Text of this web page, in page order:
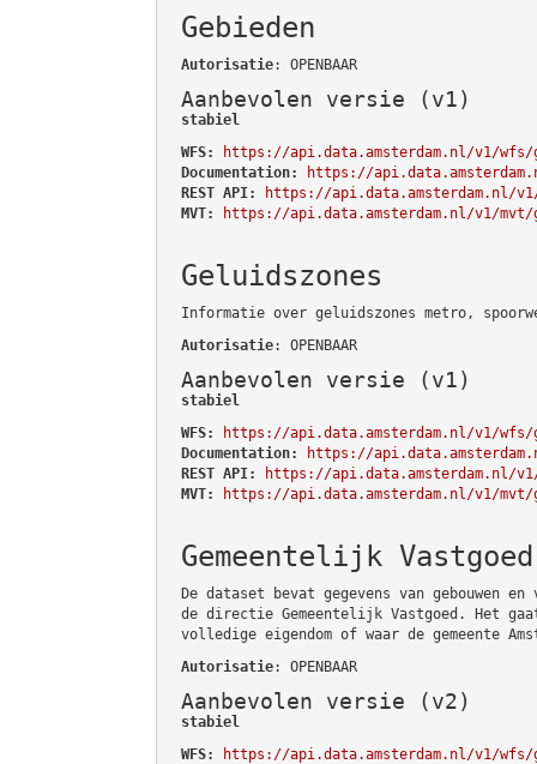
Gebieden
Autorisatie: OPENBAAR
Aanbevolen versie (v1)
stabiel
WFS:
https://api.data.amsterdam.nl/v1/wfs/
Documentation:
https://
REST API:
https://api.data.amsterdam.nl/
MVT:
https://api.data.amsterdam.nl/v1/mvt/
Geluidszones
Informatie over geluidszones metro,
Autorisatie: OPENBAAR
Aanbevolen versie (v1)
stabiel
WFS:
https://api.data.amsterdam.nl/v1/wfs/
Documentation:
https://
REST API:
https://api.data.amsterdam.nl/
MVT:
https://api.data.amsterdam.nl/v1/mvt/
Gemeentelijk Vastgoed
De dataset bevat gegevens van gebouwen
de directie Gemeentelijk Vastgoed. Het
volledige eigendom of waar de gemeente
Autorisatie: OPENBAAR
Aanbevolen versie (v2)
stabiel
WFS:
https://api.data.amsterdam.nl/v1/wfs/